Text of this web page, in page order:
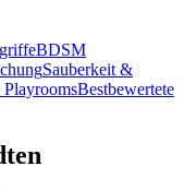
BDSM
Sauberkeit &
PlayroomsBestbewertete